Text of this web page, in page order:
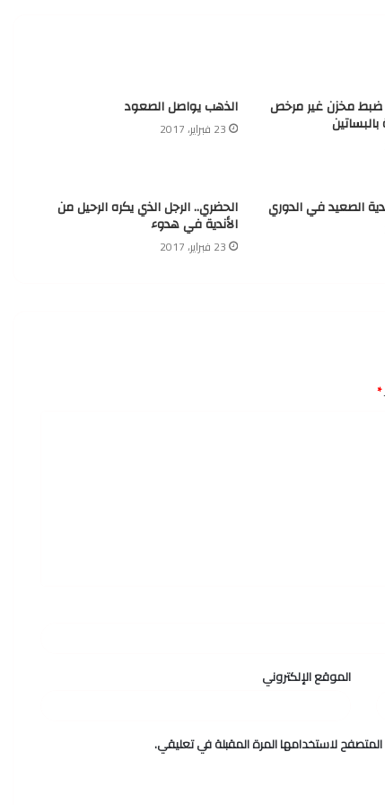
ضبط مخزن غير مرخص الذهب يواصل الصعود
23 فبراير، 2017
الصعيد في الدوري الحضري.. الرجل الذي يكره الرحيل من
الأندية في هدوء
23 فبراير، 2017
*
الموقع الإلكتروني
لاستخدامها المرة المقبلة في تعليقي.